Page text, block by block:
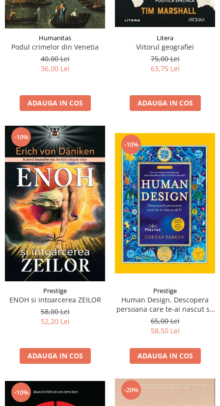
Humanitas
Podul crimelor din Venetia
40,00 Lei
36,00 Lei
ADAUGA IN COS
Litera
Viitorul geografiei
75,00 Lei
63,75 Lei
ADAUGA IN COS
-10%
Prestige
ENOH si intoarcerea ZEILOR
58,00 Lei
52,20 Lei
ADAUGA IN COS
-10%
Prestige
Human Design. Descopera
persoana care te-ai nascut sa
fii
65,00 Lei
58,50 Lei
ADAUGA IN COS
-10% -20%